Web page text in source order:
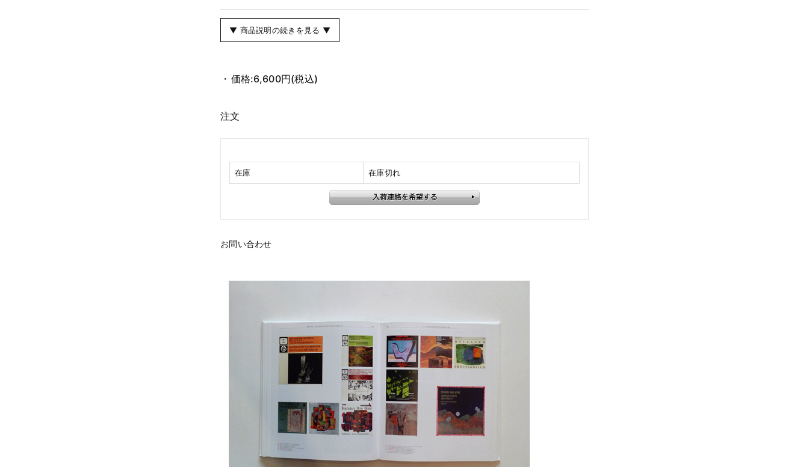
▼ 商品説明の続きを見る ▼
価格:6,600円(税込)
注文
在庫 在庫切れ
お問い合わせ